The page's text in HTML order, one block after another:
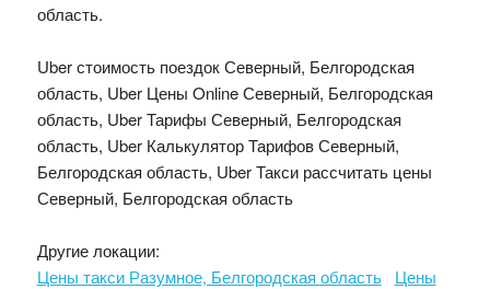
область.
Uber стоимость поездок Северный, Белгородская
область, Uber Цены Online Северный, Белгородская
область, Uber Тарифы Северный, Белгородская
область, Uber Калькулятор Тарифов Северный,
Белгородская область, Uber Такси рассчитать цены
Северный, Белгородская область
Другие локации:
Цены такси Разумное, Белгородская область
Цены